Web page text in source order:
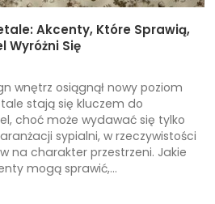
Akcenty, Które Sprawią,
Wyróżni Się
wnętrz osiągnął nowy poziom
stają się kluczem do
choć może wydawać się tylko
sypialni, w rzeczywistości
na charakter przestrzeni. Jakie
mogą sprawić,...